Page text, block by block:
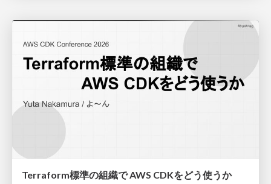
Terraform標準の組織で AWS CDKをどう使うか